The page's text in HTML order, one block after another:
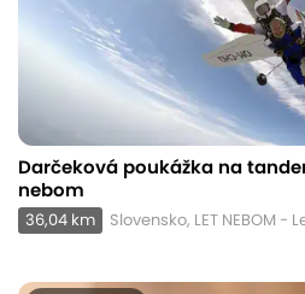
Darčeková poukážka na
nebom
36,04 km Slovensko, LET NEBOM -